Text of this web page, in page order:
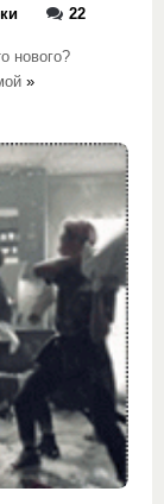
22
нового?
»